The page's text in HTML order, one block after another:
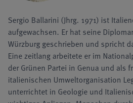
Sergio Ballarini (Jhrg. 1971) ist
aufgewachsen. Er hat seine
Würzburg geschrieben und spricht
Eine zeitlang arbeitete er im
der Grünen Partei in Genua und als
italienischen Umweltorganisation
unterrichtet in Geologie und